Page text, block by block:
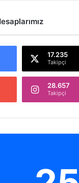
17.235
Takipçi
28.657
Takipçi